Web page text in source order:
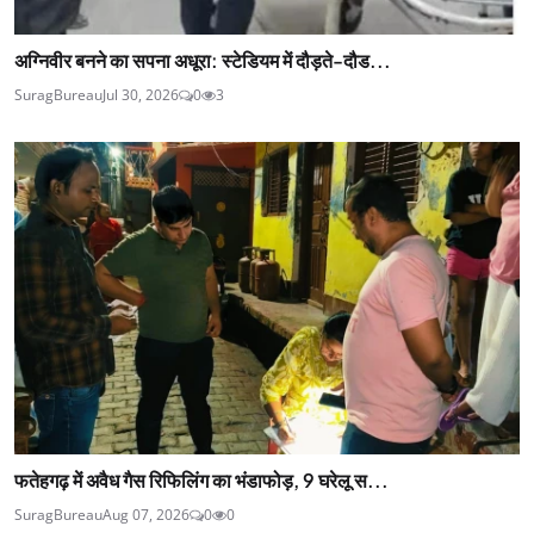
अग्निवीर बनने का सपना अधूरा: स्टेडियम में दौड़ते-दौड...
SuragBureauJul 30, 2026 0 3
फतेहगढ़ में अवैध गैस रिफिलिंग का भंडाफोड़, 9 घरेलू स...
SuragBureauAug 07, 2026 0 0